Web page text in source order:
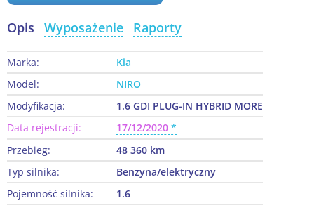
Opis Wyposażenie Raporty
Marka:
Kia
Model:
NIRO
Modyfikacja:
1.6 GDI PLUG-IN HYBRID MORE
Data rejestracji:
17/12/2020
Przebieg:
48 360 km
Typ silnika:
Benzyna/elektryczny
Pojemność silnika:
1.6